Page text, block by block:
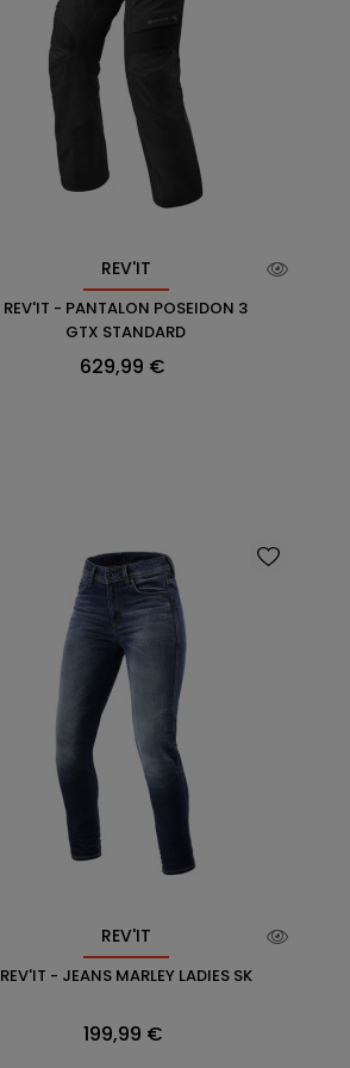
REV'IT
REV'IT - PANTALON POSEIDON 3
GTX STANDARD
Prix
629,99 €
REV'IT
REV'IT - JEANS MARLEY LADIES SK
Prix
199,99 €